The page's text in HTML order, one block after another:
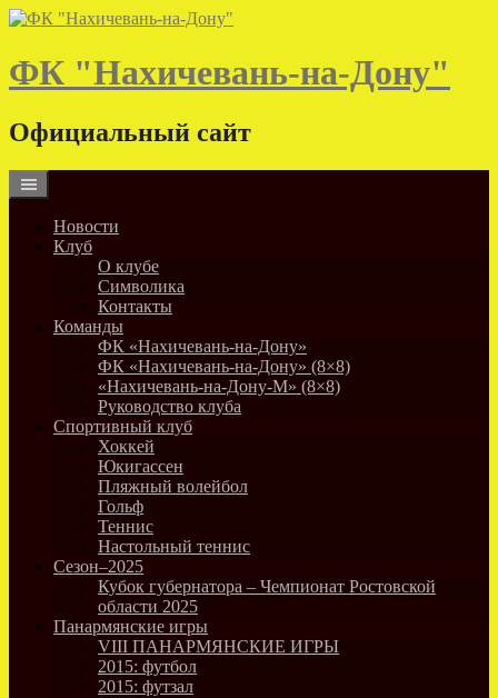
Skip
content
ФК "Нахичевань-на-Дону"
Официальный сайт
Новости
Клуб
О клубе
Символика
Контакты
Команды
ФК «Нахичевань-на-Дону»
ФК «Нахичевань-на-Дону» (8×8)
«Нахичевань-на-Дону-М» (8×8)
Руководство клуба
Спортивный клуб
Хоккей
Юкигассен
Пляжный волейбол
Гольф
Теннис
Настольный теннис
Сезон–2025
Кубок губернатора – Чемпионат Ростовской
области 2025
Панармянские игры
VIII ПАНАРМЯНСКИЕ ИГРЫ
2015: футбол
2015: футзал